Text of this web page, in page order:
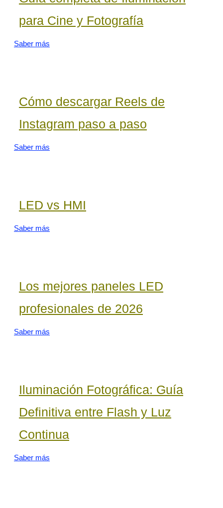
para Cine y Fotografía
Saber más
Cómo descargar Reels de
Instagram paso a paso
Saber más
LED vs HMI
Saber más
Los mejores paneles LED
profesionales de 2026
Saber más
Iluminación Fotográfica: Guía
Definitiva entre Flash y Luz
Continua
Saber más